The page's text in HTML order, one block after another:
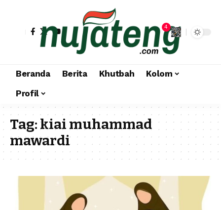
4
Beranda Berita Khutbah
Kolom
Profil
Tag:kiai muhammad
mawardi